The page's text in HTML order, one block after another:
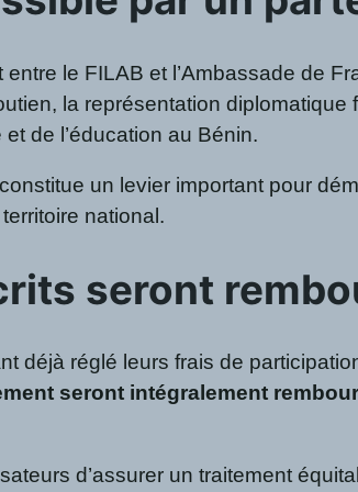
le FILAB et l’Ambassade de
la représentation
de l’éducation au Bénin.
un levier important pour
national.
seront
déjà réglé leurs frais de
seront intégralement
d’assurer un traitement